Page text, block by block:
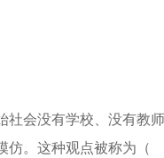
社会没有学校、没有教
仿。这种观点被称为